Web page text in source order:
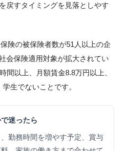
戻すタイミングを見落としやす
険の被保険者数が51人以上の企
会保険適用対象が拡大されてい
間以上、月額賃金8.8万円以上、
生でないことです。
迷ったら
勤務時間を増やす予定、賞与